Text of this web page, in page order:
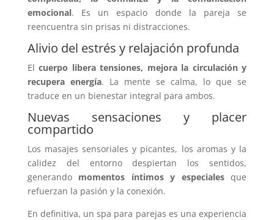
emocional. Es un espacio donde la pareja se
reencuentra sin prisas ni distracciones.
Alivio del estrés y relajación profunda
Elcuerpo libera tensiones, mejora la circulación y
recupera energía. La mente se calma, lo que se
traduce en un bienestar integral para ambos.
Nuevas sensaciones y placer
compartido
Los masajes sensoriales y picantes, los aromas y la
calidez del entorno despiertan los sentidos,
generando momentos íntimos y especialesque
refuerzan la pasión y la conexión.
En definitiva, un spa para parejas es una experiencia